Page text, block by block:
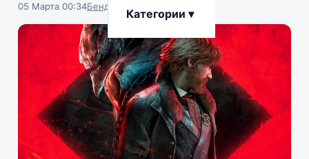
Категории ▾
05 Марта 00:34Бенджамин Воробьёв